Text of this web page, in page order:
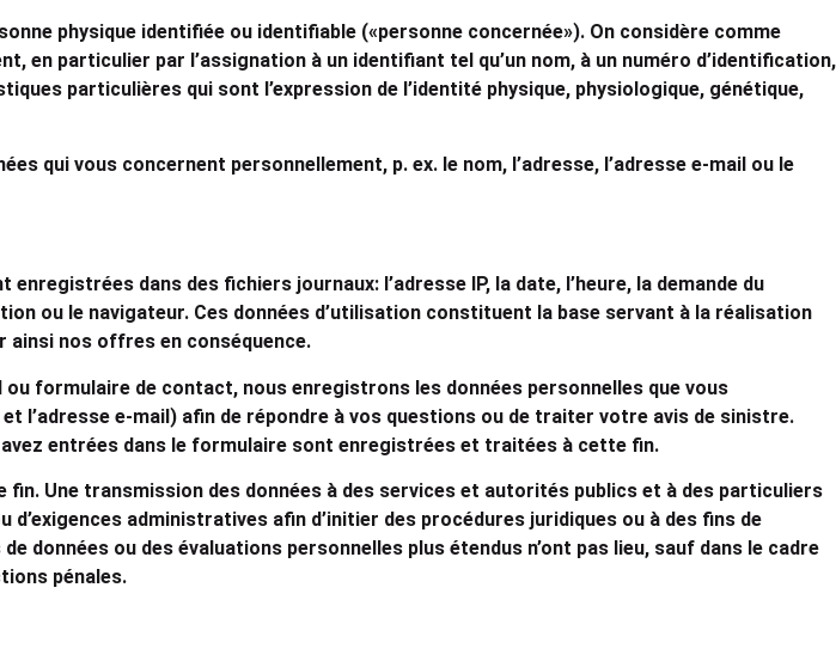
physique identifiée ou identifiable («personne concernée»). On considère comme
particulier par l’assignation à un identifiant tel qu’un nom, à un numéro d’identification,
particulières qui sont l’expression de l’identité physique, physiologique, génétique,
qui vous concernent personnellement, p. ex. le nom, l’adresse, l’adresse e-mail ou le
dans des fichiers journaux: l’adresse IP, la date, l’heure, la demande du
ou le navigateur. Ces données d’utilisation constituent la base servant à la réalisation
ainsi nos offres en conséquence.
formulaire de contact, nous enregistrons les données personnelles que vous
l’adresse e-mail) afin de répondre à vos questions ou de traiter votre avis de sinistre.
avez entrées dans le formulaire sont enregistrées et traitées à cette fin.
Une transmission des données à des services et autorités publics et à des particuliers
administratives afin d’initier des procédures juridiques ou à des fins de
ou des évaluations personnelles plus étendus n’ont pas lieu, sauf dans le cadre
pénales.